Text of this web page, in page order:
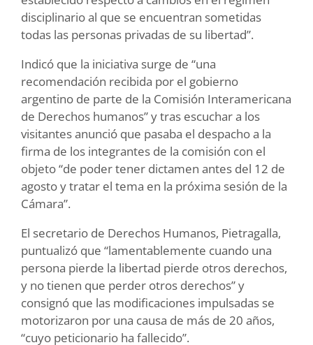
disciplinario al que se encuentran sometidas
todas las personas privadas de su libertad”.
Indicó que la iniciativa surge de “una
recomendación recibida por el gobierno
argentino de parte de la Comisión Interamericana
de Derechos humanos” y tras escuchar a los
visitantes anunció que pasaba el despacho a la
firma de los integrantes de la comisión con el
objeto “de poder tener dictamen antes del 12 de
agosto y tratar el tema en la próxima sesión de la
Cámara”.
El secretario de Derechos Humanos, Pietragalla,
puntualizó que “lamentablemente cuando una
persona pierde la libertad pierde otros derechos,
y no tienen que perder otros derechos” y
consignó que las modificaciones impulsadas se
motorizaron por una causa de más de 20 años,
“cuyo peticionario ha fallecido”.